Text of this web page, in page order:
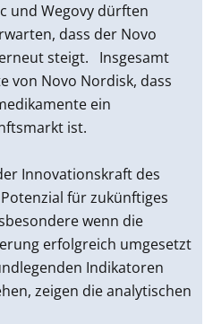
und Wegovy dürften
dass der Novo
steigt. Insgesamt
von Novo Nordisk, dass
ein
ist.
Innovationskraft des
für zukünftiges
wenn die
erfolgreich umgesetzt
Indikatoren
zeigen die analytischen